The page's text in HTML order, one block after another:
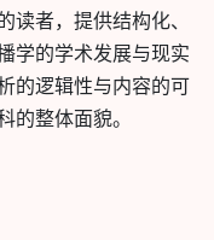
读者，提供结构化、
学的学术发展与现实
的逻辑性与内容的可
的整体面貌。